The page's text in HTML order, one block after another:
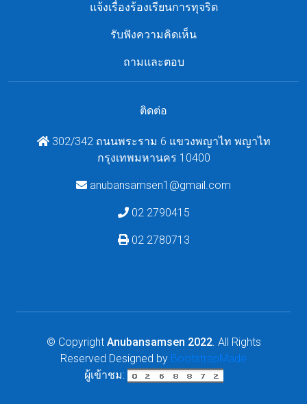
แจ้งเรื่องร้องเรียนการทุจริต
รับฟังความคิดเห็น
ถามและตอบ
ติดต่อ
302/342 ถนนพระราม 6 แขวงพญาไท พญาไท
กรุงเทพมหานคร 10400
anubansamsen1@gmail.com
02 2790415
02 2780713
© Copyright Anubansamsen 2022. All Rights
Reserved Designed by BootstrapMade
ผู้เข้าชม: